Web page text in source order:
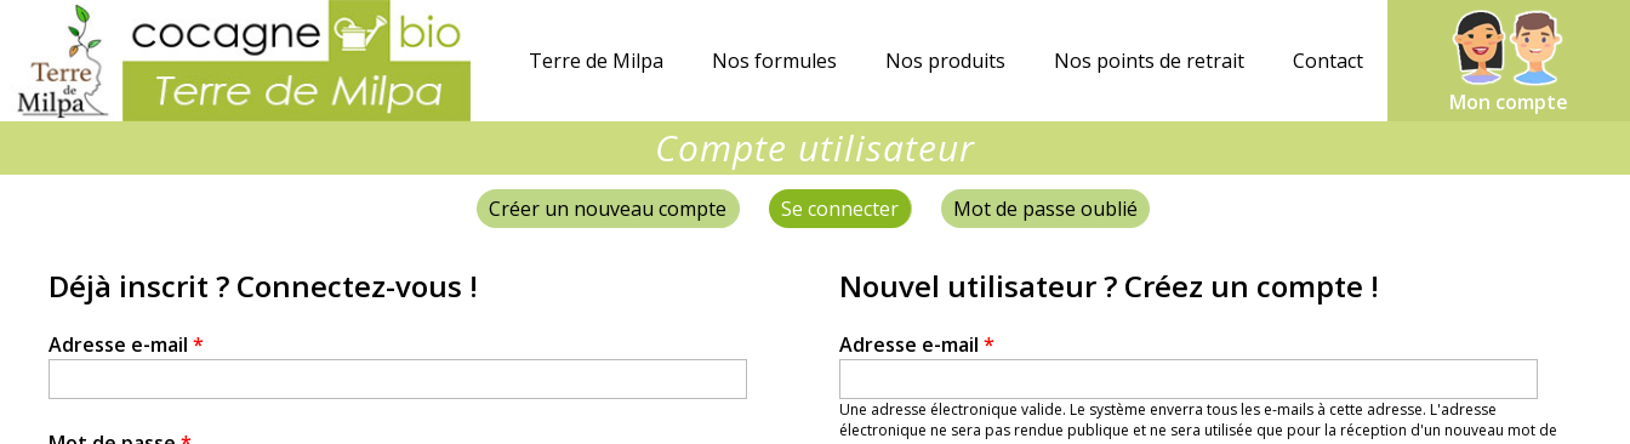
Terre de Milpa Nos formules Nos produits Nos points de retrait
Contact
Mon compte
Compte utilisateur
Créer un nouveau compte Se connecter (onglet actif)
Mot de passe oublié
Déjà inscrit ? Connectez-vous !
Adresse e-mail *
Nouvel utilisateur ? Créez un compte !
Adresse e-mail *
Une adresse électronique valide. Le système enverra tous les e-mails à cette adresse. L'adresse
électronique ne sera pas rendue publique et ne sera utilisée que pour la réception d'un nouveau mot de